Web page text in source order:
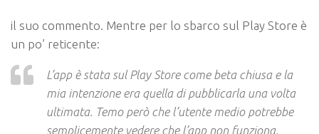
il suo commento. Mentre per lo sbarco sul Play Store è
un po’ reticente:
L’app è stata sul Play Store come beta chiusa e la
mia intenzione era quella di pubblicarla una volta
ultimata. Temo però che l’utente medio potrebbe
semplicemente vedere che l’app non funziona,